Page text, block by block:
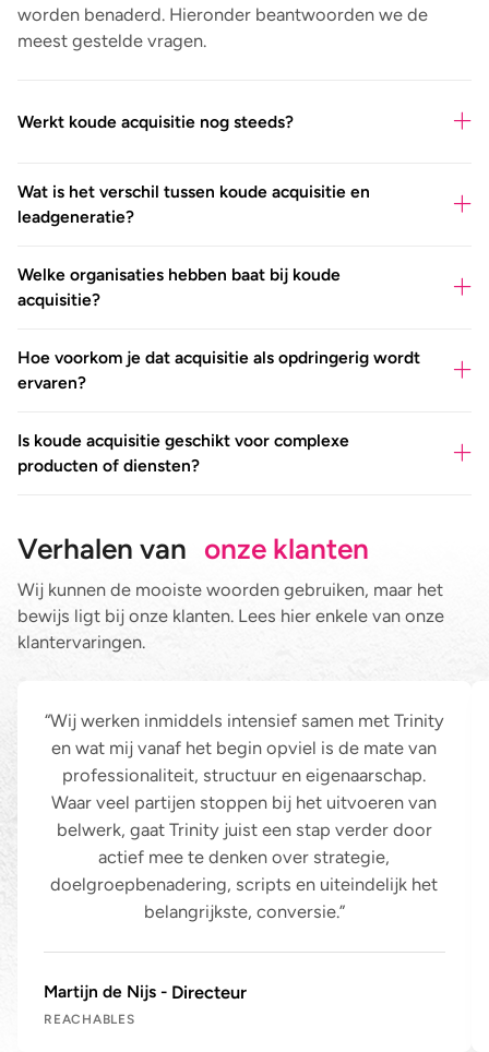
worden benaderd. Hieronder beantwoorden we de
meest gestelde vragen.
Werkt koude acquisitie nog steeds?
Wat is het verschil tussen koude acquisitie en
leadgeneratie?
Welke organisaties hebben baat bij koude
acquisitie?
Hoe voorkom je dat acquisitie als opdringerig wordt
ervaren?
Is koude acquisitie geschikt voor complexe
producten of diensten?
Verhalen van onze klanten
Wij kunnen de mooiste woorden gebruiken, maar het
bewijs ligt bij onze klanten. Lees hier enkele van onze
klantervaringen.
Martijn de Nijs Directeur
REACHABLES
Wij werken inmiddels intensief samen met Trinity
en wat mij vanaf het begin opviel is de mate van
professionaliteit, structuur en eigenaarschap.
Waar veel partijen stoppen bij het uitvoeren van
belwerk, gaat Trinity juist een stap verder door
actief mee te denken over strategie,
doelgroepbenadering, scripts en uiteindelijk het
belangrijkste, conversie.